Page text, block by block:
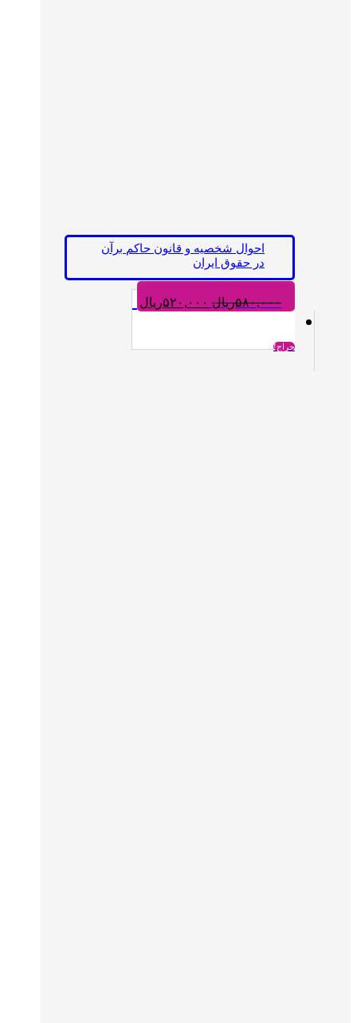
احوال شخصیه و قانون حاکم برآن
در حقوق ایران
۵۸۰,۰۰۰ریالاصلی:
۵۲۰,۰۰۰ریالفعلی:
حراج!